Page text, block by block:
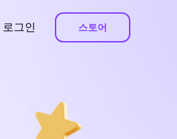
로그인 스토어